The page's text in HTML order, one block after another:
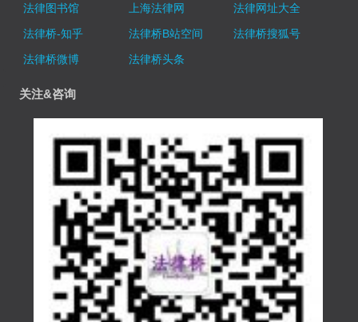
法律图书馆 上海法律网
法律网址大全
法律桥-知乎
法律桥B站空间
法律桥搜狐号
法律桥微博
法律桥头条
关注&咨询